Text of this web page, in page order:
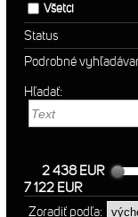
Všetci
Status
Podrobné
Hľadať:
2 438 EUR
7 122 EUR
Zoradiť podľa: